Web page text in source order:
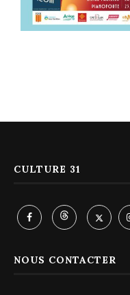
CULTURE 31
NOUS CONTACTER